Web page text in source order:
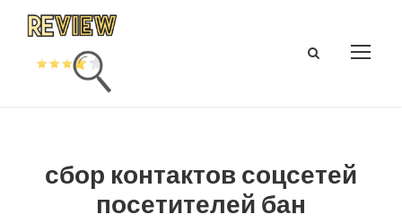
сбор контактов соцсетей
посетителей бан